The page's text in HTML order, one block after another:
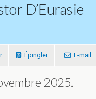
D’Eurasie
Épingler E-mail
2025.